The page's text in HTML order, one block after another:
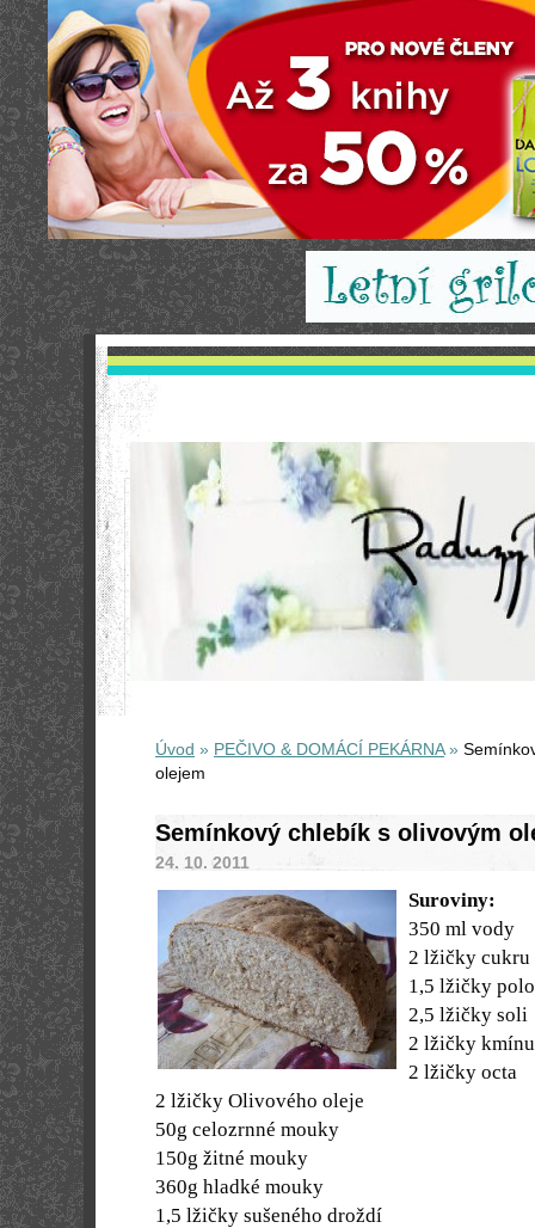
Úvod » PEČIVO & DOMÁCÍ PEKÁRNA»
olejem
Semínkový chlebík s olivovým
24. 10. 2011
Suroviny:
350 ml vody
2 lžičky cukru
1,5 lžičky
2,5 lžičky soli
2 lžičky kmínu
2 lžičky octa
2 lžičky Olivového oleje
50g celozrnné mouky
150g žitné mouky
360g hladké mouky
1,5 lžičky sušeného droždí